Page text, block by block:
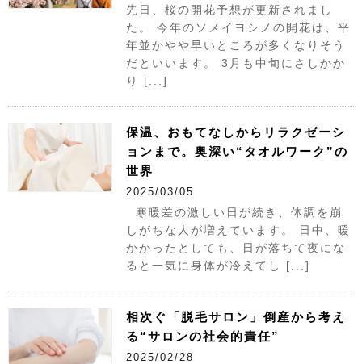
先日、桜の開花予想が更新されまし
た。 今年のソメイヨシノの開花は、平
年並かやや早いところが多くなりそう
だといいます。 3月も中旬にさしかか
り [...]
保温、おもてなしからリラクゼーシ
ョンまで。奥深い“タオルワーク”の
世界
2025/03/05
寒暖差の激しい日が続き、体調を崩
しがちな人が増えています。 日中、暖
かかったとしても、日が落ちて夜にな
ると一気に身体が冷えてし [...]
相次ぐ「脱毛サロン」倒産から考え
る“サロンの社会的責任”
2025/02/28